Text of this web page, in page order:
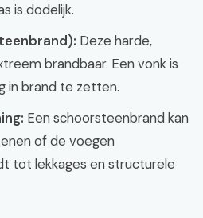
is dodelijk.
Deze harde,
brandbaar. Een vonk is
in brand te zetten.
Een schoorsteenbrand kan
of de voegen
tot lekkages en structurele